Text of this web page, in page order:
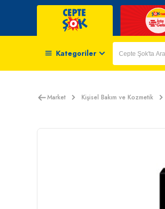
Kategoriler
Market Kişisel Bakım ve Kozmetik